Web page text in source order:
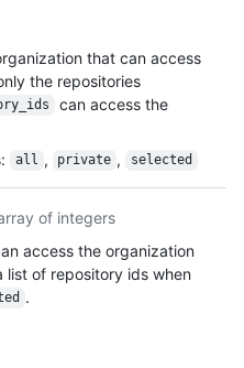
that can access
the repositories
can access the
: all , private , selected
of integers
access the organization
list of repository ids when
.